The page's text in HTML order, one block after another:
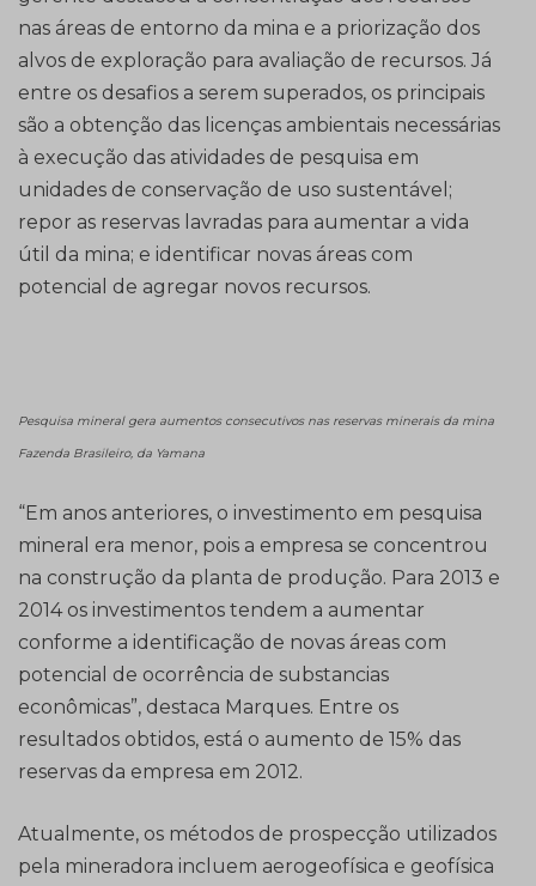
nas áreas de entorno da mina e a priorização dos
alvos de exploração para avaliação de recursos. Já
entre os desafios a serem superados, os principais
são a obtenção das licenças ambientais necessárias
à execução das atividades de pesquisa em
unidades de conservação de uso sustentável;
repor as reservas lavradas para aumentar a vida
útil da mina; e identificar novas áreas com
potencial de agregar novos recursos.
Pesquisa mineral gera aumentos consecutivos nas reservas minerais da mina
Fazenda Brasileiro, da Yamana
“Em anos anteriores, o investimento em pesquisa
mineral era menor, pois a empresa se concentrou
na construção da planta de produção. Para 2013 e
2014 os investimentos tendem a aumentar
conforme a identificação de novas áreas com
potencial de ocorrência de substancias
econômicas”, destaca Marques. Entre os
resultados obtidos, está o aumento de 15% das
reservas da empresa em 2012.
Atualmente, os métodos de prospecção utilizados
pela mineradora incluem aerogeofísica e geofísica